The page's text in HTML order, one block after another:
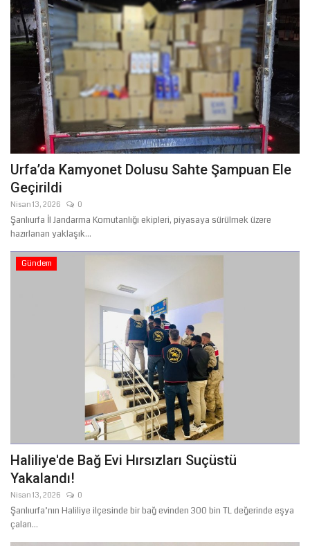
Urfa’da Kamyonet Dolusu Sahte Şampuan Ele
Geçirildi
Nisan 13, 2026 0
Şanlıurfa İl Jandarma Komutanlığı ekipleri, piyasaya sürülmek üzere
hazırlanan yaklaşık...
Gündem
Haliliye'de Bağ Evi Hırsızları Suçüstü
Yakalandı!
Nisan 13, 2026 0
Şanlıurfa’nın Haliliye ilçesinde bir bağ evinden 300 bin TL değerinde eşya
çalan...